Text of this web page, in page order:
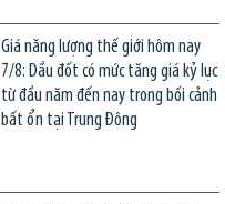
Giá năng lượng thế giới hôm nay
7/8: Dầu đốt có mức tăng giá kỷ lục
từ đầu năm đến nay trong bối cảnh
bất ổn tại Trung Đông